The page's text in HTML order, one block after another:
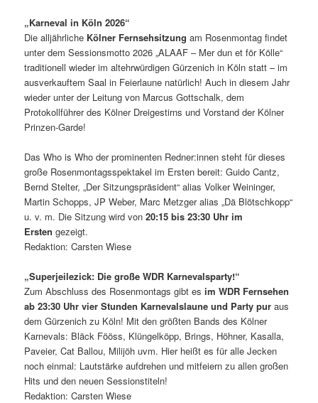
„Karneval in Köln 2026“
Die alljährliche Kölner Fernsehsitzung am Rosenmontag findet
unter dem Sessionsmotto 2026 „ALAAF – Mer dun et för Kölle“
traditionell wieder im altehrwürdigen Gürzenich in Köln statt – im
ausverkauftem Saal in Feierlaune natürlich! Auch in diesem Jahr
wieder unter der Leitung von Marcus Gottschalk, dem
Protokollführer des Kölner Dreigestirns und Vorstand der Kölner
Prinzen-Garde!
Das Who is Who der prominenten Redner:innen steht für dieses
große Rosenmontagsspektakel im Ersten bereit: Guido Cantz,
Bernd Stelter, „Der Sitzungspräsident“ alias Volker Weininger,
Martin Schopps, JP Weber, Marc Metzger alias „Dä Blötschkopp“
u. v. m. Die Sitzung wird von20:15 bis 23:30 Uhr im
Ersten gezeigt.
Redaktion: Carsten Wiese
„Superjeilezick: Die große WDR Karnevalsparty!“
Zum Abschluss des Rosenmontags gibt esim WDR Fernsehen
ab 23:30 Uhr vier Stunden Karnevalslaune und Party pur aus
dem Gürzenich zu Köln! Mit den größten Bands des Kölner
Karnevals: Bläck Fööss, Klüngelköpp, Brings, Höhner, Kasalla,
Paveier, Cat Ballou, Milijöh uvm. Hier heißt es für alle Jecken
noch einmal: Lautstärke aufdrehen und mitfeiern zu allen großen
Hits und den neuen Sessionstiteln!
Redaktion: Carsten Wiese